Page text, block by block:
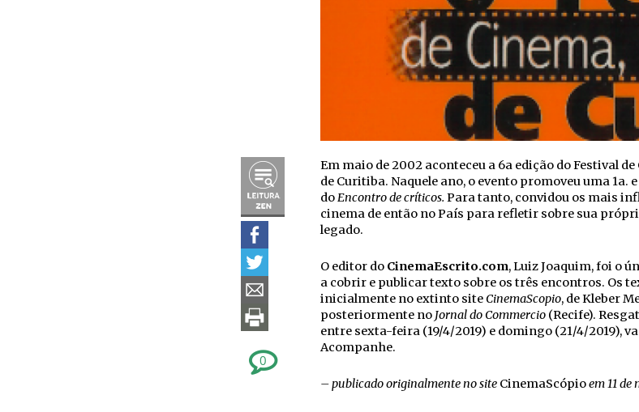
0
Em maio de 2002 aconteceu a 6a edição do Festival de
de Curitiba. Naquele ano, o evento promoveu uma 1a.
doEncontro de críticos. Para tanto, convidou os mais
cinema de então no País para refletir sobre sua
legado.
O editor do CinemaEscrito.com, Luiz Joaquim, foi o
a cobrir e publicar texto sobre os três encontros. Os
inicialmente no extinto siteCinemaScopio, de Kleber
posteriormente no Jornal do Commercio (Recife).
entre sexta-feira (19/4/2019) e domingo (21/4/2019),
Acompanhe.
– publicado originalmente no site CinemaScópioem 11 de